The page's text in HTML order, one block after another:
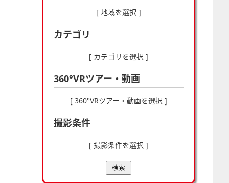
[ 地域を選択 ]
カテゴリ
[ カテゴリを選択 ]
360°VRツアー・動画
[ 360°VRツアー・動画を選択 ]
撮影条件
[ 撮影条件を選択 ]
検索